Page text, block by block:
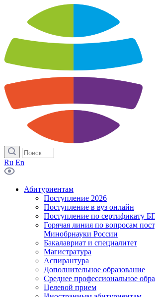
Ru En
Абитуриентам
Поступление 2026
Поступление в вуз онлайн
Поступление по сертификату
Горячая линия по вопросам
Минобрнауки России
Бакалавриат и специалитет
Магистратура
Аспирантура
Дополнительное образование
Среднее профессиональное
Целевой прием